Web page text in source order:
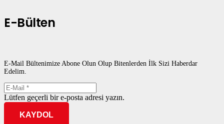
E-Bülten
E-Mail Bültenimize Abone Olun Olup Bitenlerden İlk Sizi Haberdar
Edelim.
Lütfen geçerli bir e-posta adresi yazın.
KAYDOL